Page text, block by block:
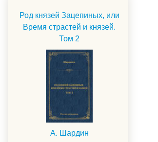
Род князей Зацепиных, или
Время страстей и князей.
Том 2
А. Шардин